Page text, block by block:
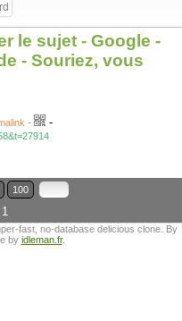
le sujet - Google -
- Souriez, vous
- -
100
fast, no-database delicious clone. By
by idleman.fr.